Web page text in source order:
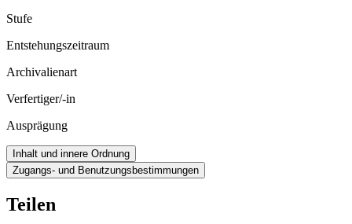
Stufe
Entstehungszeitraum
Archivalienart
Verfertiger/-in
Ausprägung
Inhalt und innere Ordnung
Zugangs- und Benutzungsbestimmungen
Teilen